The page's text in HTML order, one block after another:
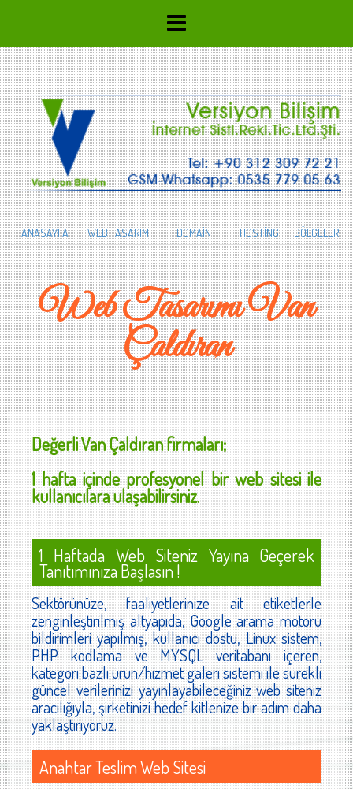
ANASAYFA WEB TASARIMI DOMAİN HOSTİNG BÖLGELER
Web Tasarımı Van
Çaldıran
DeğerliVan Çaldıranfirmaları;
1 hafta içinde profesyonel bir web sitesi ile
kullanıcılara ulaşabilirsiniz.
1 Haftada Web Siteniz Yayına Geçerek
Tanıtımınıza Başlasın !
Sektörünüze, faaliyetlerinize ait etiketlerle
zenginleştirilmiş altyapıda, Google arama motoru
bildirimleri yapılmış, kullanıcı dostu, Linux sistem,
PHP kodlama ve MYSQL veritabanı içeren,
kategori bazlı ürün/hizmet galeri sistemi ile sürekli
güncel verilerinizi yayınlayabileceğiniz web siteniz
aracılığıyla, şirketinizi hedef kitlenize bir adım daha
yaklaştırıyoruz.
Anahtar Teslim Web Sitesi